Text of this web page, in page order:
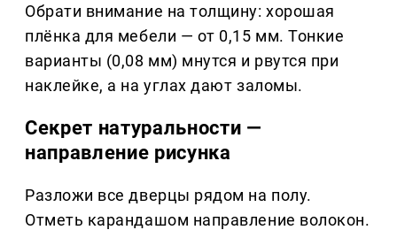
Обрати внимание на толщину: хорошая
плёнка для мебели — от 0,15 мм. Тонкие
варианты (0,08 мм) мнутся и рвутся при
наклейке, а на углах дают заломы.
Секрет натуральности —
направление рисунка
Разложи все дверцы рядом на полу.
Отметь карандашом направление волокон.